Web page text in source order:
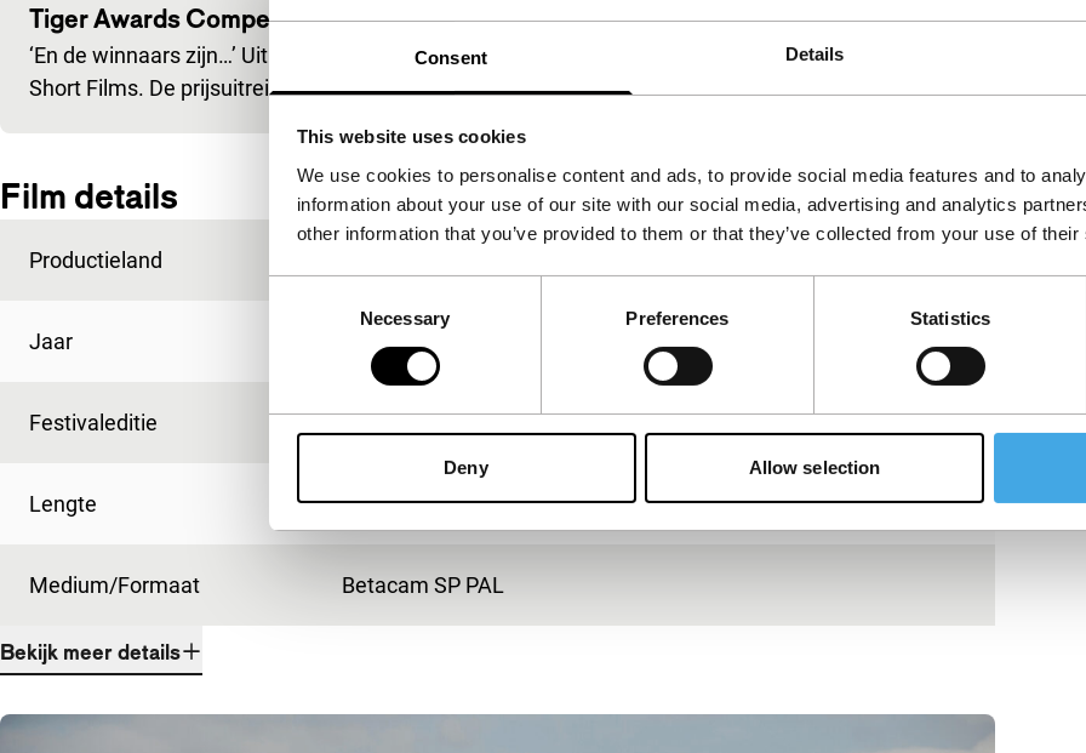
Consent Details
This website uses cookies
We use cookies to personalise content and ads, to provide social media features and to
information about your use of our site with our social media, advertising and analytics
other information that you’ve provided to them or that they’ve collected from your use of
Necessary Preferences Statistics
Deny Allow selection
Tiger Awards Competition Short Films 5
‘En de winnaars zijn…’ Uit 27 genomineerden kiest een jury drie winnaars voor de Tiger Awards for
Short Films. De prijsuitreiking vindt plaats op maandag…
Film details
Productieland
Jaar 2009
Festivaleditie IFFR 2009
Lengte 10'
Medium/Formaat Betacam SP PAL
Bekijk meer details